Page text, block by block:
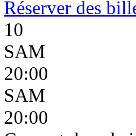
Réserver des
10
SAM
20:00
SAM
20:00